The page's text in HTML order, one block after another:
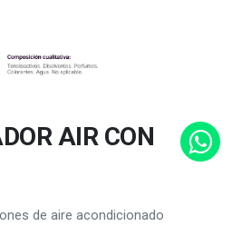
AIR CON
de aire acondicionado